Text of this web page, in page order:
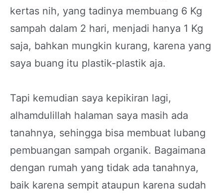
kertas nih, yang tadinya membuang 6 Kg
sampah dalam 2 hari, menjadi hanya 1 Kg
saja, bahkan mungkin kurang, karena yang
saya buang itu plastik-plastik aja.
Tapi kemudian saya kepikiran lagi,
alhamdulillah halaman saya masih ada
tanahnya, sehingga bisa membuat lubang
pembuangan sampah organik. Bagaimana
dengan rumah yang tidak ada tanahnya,
baik karena sempit ataupun karena sudah